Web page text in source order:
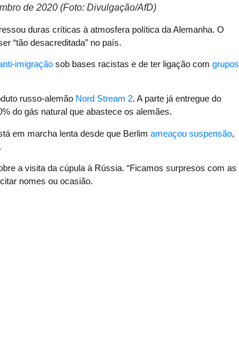
de 2020 (Foto: Divulgação/AfD)
duras críticas à atmosfera política da Alemanha. O
“tão desacreditada” no país.
imigração sob bases racistas e de ter ligação com grupos
russo-alemão Nord Stream 2. A parte já entregue do
do gás natural que abastece os alemães.
em marcha lenta desde que Berlim ameaçou suspensão,
a visita da cúpula à Rússia. “Ficamos surpresos com as
nomes ou ocasião.